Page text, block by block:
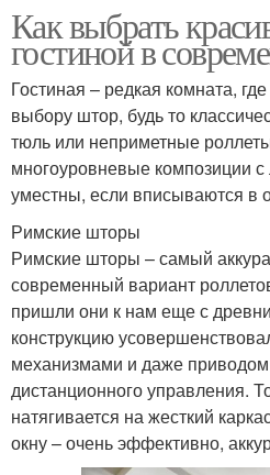
Как выбрать
гостиной в
Гостиная – редкая комната,
выбору штор, будь то
тюль или неприметные
многоуровневые композиции
уместны, если вписываются в
Римские шторы
Римские шторы – самый
современный вариант
пришли они к нам еще с
конструкцию
механизмами и даже приводом
дистанционного управления.
натягивается на жесткий
окну – очень эффективно,